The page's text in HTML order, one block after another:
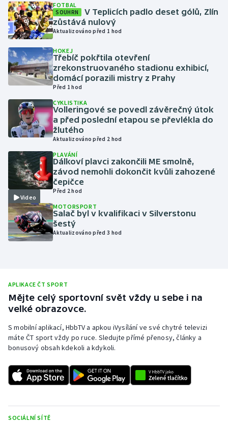
Jezdectví
Judo
Krasobruslení
Lyže a snowboard
Moderní pětiboj
Motorsport
Olympijské hry
Parasport
Plavání
Ragby
Rychlobruslení
Rychlostní kanoistika
Sportovní střelba
Stolní tenis
FOTBAL
SOUHRN
V Teplicích padlo deset gólů, Zlín
zůstává nulový
Aktualizováno před 1 hod
HOKEJ
Třebíč pokřtila otevření
zrekonstruovaného stadionu exhibicí,
domácí porazili mistry z Prahy
Před 1 hod
CYKLISTIKA
Volleringové se povedl závěrečný útok
a před poslední etapou se převlékla do
žlutého
Aktualizováno před 2 hod
Video
PLAVÁNÍ
Dálkoví plavci zakončili ME smolně,
závod nemohli dokončit kvůli zahozené
čepičce
Před 2 hod
MOTORSPORT
Salač byl v kvalifikaci v Silverstonu
šestý
Aktualizováno před 3 hod
APLIKACE ČT SPORT
Mějte celý sportovní svět vždy u sebe i na
velké obrazovce.
S mobilní aplikací, HbbTV a apkou iVysílání ve své chytré televizi
máte ČT sport vždy po ruce. Sledujte přímé přenosy, články a
bonusový obsah kdekoli a kdykoli.
SOCIÁLNÍ SÍTĚ